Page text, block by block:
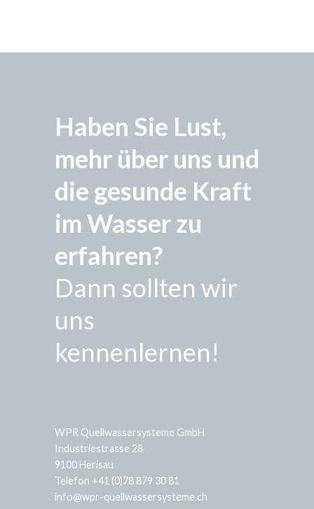
Haben Sie Lust,
mehr über uns und
die gesunde Kraft
im Wasser zu
erfahren?
Dann sollten wir
uns
kennenlernen!
WPR Quellwassersysteme GmbH
Industriestrasse 28
9100 Herisau
Telefon +41 (0)78 879 30 81
info@wpr-quellwassersysteme.ch